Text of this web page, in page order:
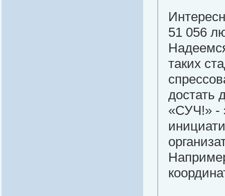
51 056
таких
достать
«СУЧ!» -